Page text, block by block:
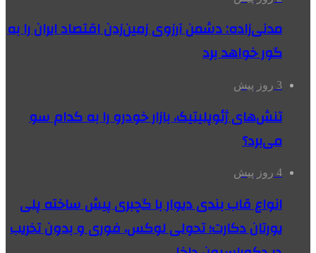
مدنی‌زاده: دشمن آرزوی زمین‌زدن اقتصاد ایران را به
گور خواهد برد
3 روز پیش
تنش‌های ژئوپلیتیک، بازار خودرو را به کدام سو
می‌برد؟
4 روز پیش
انواع قاب بندی دیوار با گچبری پیش ساخته پلی
یورتان دکارت؛ تحولی لوکس، فوری و بدون تخریب